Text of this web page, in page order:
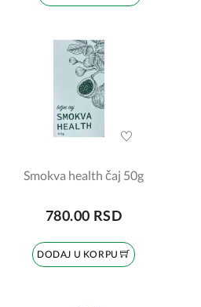
Smokva health čaj 50g
780.00 RSD
DODAJ U KORPU